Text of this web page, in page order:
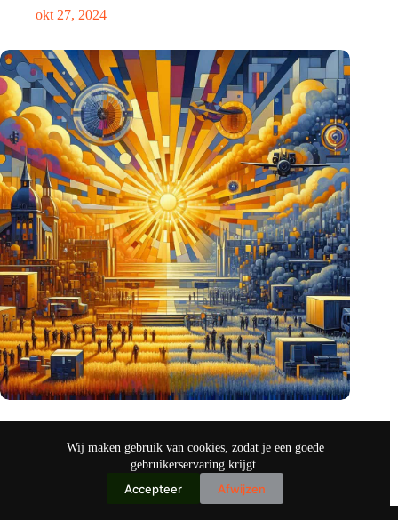
Wij maken gebruik van cookies, zodat je een goede
gebruikerservaring krijgt.
Accepteer Afwijzen
okt 27, 2024
innovaties
okt 26, 2024